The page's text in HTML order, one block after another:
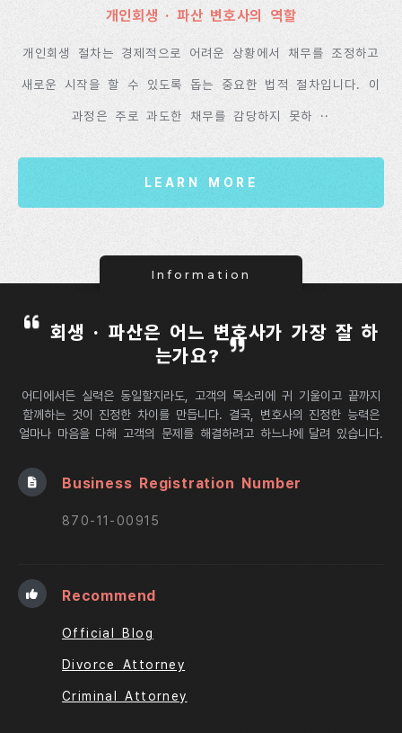
개인회생 · 파산 변호사의 역할
개인회생 절차는 경제적으로 어려운 상황에서 채무를 조정하고
새로운 시작을 할 수 있도록 돕는 중요한 법적 절차입니다. 이
과정은 주로 과도한 채무를 감당하지 못하 ··
LEARN MORE
Information
회생 · 파산은 어느 변호사가 가장 잘 하
는가요?
어디에서든 실력은 동일할지라도, 고객의 목소리에 귀 기울이고 끝까지
함께하는 것이 진정한 차이를 만듭니다. 결국, 변호사의 진정한 능력은
얼마나 마음을 다해 고객의 문제를 해결하려고 하느냐에 달려 있습니다.
Business Registration Number
870-11-00915
Recommend
Official Blog
Divorce Attorney
Criminal Attorney